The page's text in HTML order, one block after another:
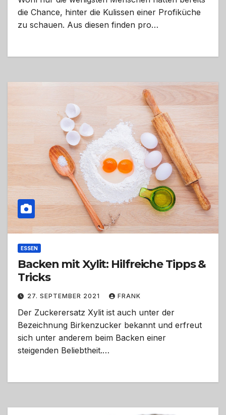
die Chance, hinter die Kulissen einer Profiküche
zu schauen. Aus diesen finden pro…
ESSEN
Backen mit Xylit: Hilfreiche Tipps &
Tricks
27. SEPTEMBER 2021 FRANK
Der Zuckerersatz Xylit ist auch unter der
Bezeichnung Birkenzucker bekannt und erfreut
sich unter anderem beim Backen einer
steigenden Beliebtheit.…